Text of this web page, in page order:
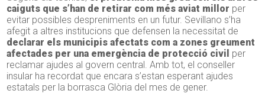
caiguts que s’han de retirar com més aviat millor per
evitar possibles despreniments en un futur. Sevillano s’ha
afegit a altres institucions que defensen la necessitat de
declarar els municipis afectats com a zones greument
afectades per una emergència de protecció civil per
reclamar ajudes al govern central. Amb tot, el conseller
insular ha recordat que encara s’estan esperant ajudes
estatals per la borrasca Glòria del mes de gener.